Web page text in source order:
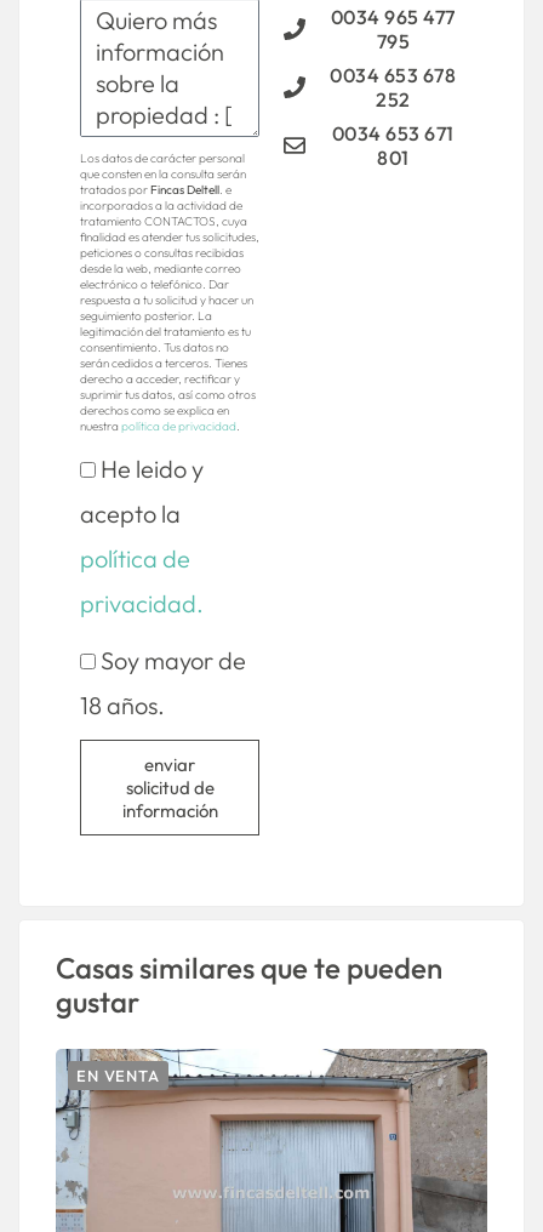
Los datos de carácter personal
que consten en la consulta serán
tratados porFincas Deltell. e
incorporados a la actividad de
tratamiento CONTACTOS, cuya
finalidad es atender tus solicitudes,
peticiones o consultas recibidas
desde la web, mediante correo
electrónico o telefónico. Dar
respuesta a tu solicitud y hacer un
seguimiento posterior. La
legitimación del tratamiento es tu
consentimiento. Tus datos no
serán cedidos a terceros. Tienes
derecho a acceder, rectificar y
suprimir tus datos, así como otros
derechos como se explica en
nuestra política de privacidad.
He leido y
acepto la
política de
privacidad.
Soy mayor de
18 años.
enviar
solicitud de
información
0034 965 477
795
0034 653 678
252
0034 653 671
801
Casas similares que te pueden
gustar
EN VENTA